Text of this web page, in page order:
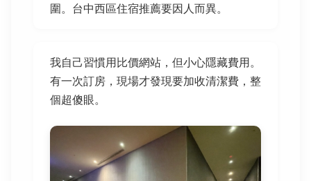
圍。台中西區住宿推薦要因人而異。
我自己習慣用比價網站，但小心隱藏費用。
有一次訂房，現場才發現要加收清潔費，整
個超傻眼。